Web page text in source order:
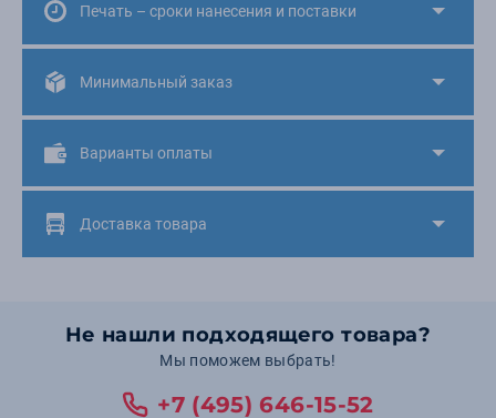
Печать – сроки нанесения и поставки
Минимальный заказ
Варианты оплаты
Доставка товара
Не нашли подходящего товара?
Мы поможем выбрать!
+7 (495) 646-15-52